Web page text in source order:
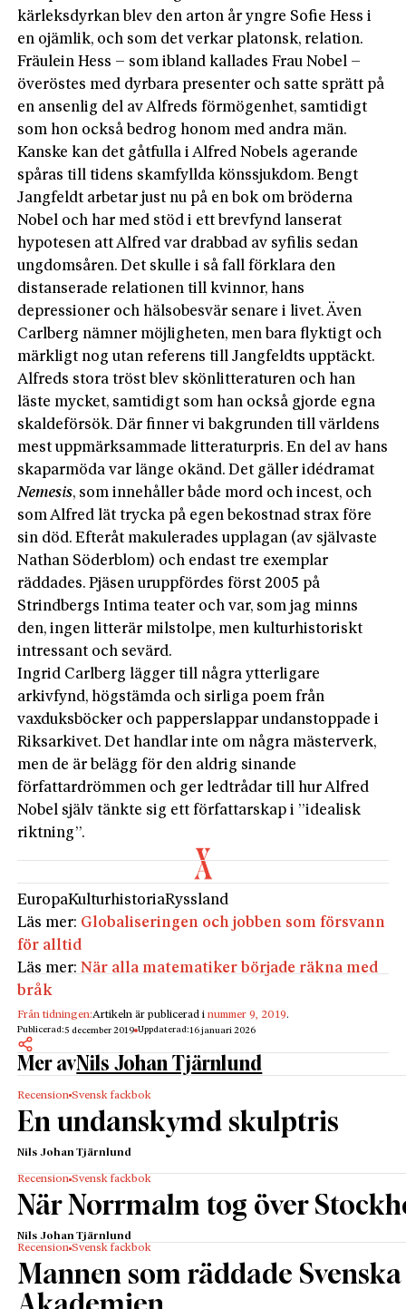
kärleksdyrkan blev den arton år yngre Sofie Hess i
en ojämlik, och som det verkar platonsk, relation.
Fräulein Hess – som ibland kallades Frau Nobel –
överöstes med dyrbara presenter och satte sprätt på
en ansenlig del av Alfreds förmögenhet, samtidigt
som hon också bedrog honom med andra män.
Kanske kan det gåtfulla i Alfred Nobels agerande
spåras till tidens skamfyllda könssjukdom. Bengt
Jangfeldt arbetar just nu på en bok om bröderna
Nobel och har med stöd i ett brevfynd lanserat
hypotesen att Alfred var drabbad av syfilis sedan
ungdomsåren. Det skulle i så fall förklara den
distanserade relationen till kvinnor, hans
depressioner och hälsobesvär senare i livet. Även
Carlberg nämner möjligheten, men bara flyktigt och
märkligt nog utan referens till Jangfeldts upptäckt.
Alfreds stora tröst blev skönlitteraturen och han
läste mycket, samtidigt som han också gjorde egna
skaldeförsök. Där finner vi bakgrunden till världens
mest uppmärksammade litteraturpris. En del av hans
skaparmöda var länge okänd. Det gäller idédramat
Nemesis, som innehåller både mord och incest, och
som Alfred lät trycka på egen bekostnad strax före
sin död. Efteråt makulerades upplagan (av självaste
Nathan Söderblom) och endast tre exemplar
räddades. Pjäsen uruppfördes först 2005 på
Strindbergs Intima teater och var, som jag minns
den, ingen litterär milstolpe, men kulturhistoriskt
intressant och sevärd.
Ingrid Carlberg lägger till några ytterligare
arkivfynd, högstämda och sirliga poem från
vaxduksböcker och papperslappar undanstoppade i
Riksarkivet. Det handlar inte om några mästerverk,
men de är belägg för den aldrig sinande
författardrömmen och ger ledtrådar till hur Alfred
Nobel själv tänkte sig ett författarskap i ”idealisk
riktning”.
EuropaKulturhistoriaRyssland
Läs mer: Globaliseringen och jobben som försvann
för alltid
Läs mer:När alla matematiker började räkna med
bråk
Från tidningen:Artikeln är publicerad inummer 9, 2019.
Publicerad:5 december 2019 Uppdaterad:16 januari 2026
Mer avNils Johan Tjärnlund
Recension Svensk fackbok
En undanskymd skulptris
Nils Johan Tjärnlund
Recension Svensk fackbok
När Norrmalm tog över
Nils Johan Tjärnlund
Recension Svensk fackbok
Mannen som räddade Svenska